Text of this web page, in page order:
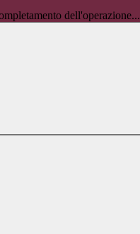
dell'operazione...